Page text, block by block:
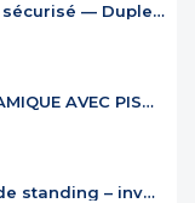
Investissement locatif sécurisé — Duplex à Anse Marcel
VILLA VUE MER PANORAMIQUE AVEC PISCINE À DÉBORDEMENT
Ensemble immobilier de standing – investissement locatif premium